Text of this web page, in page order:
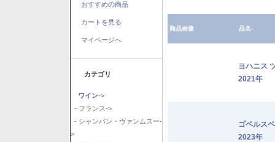
おすすめの商品
カートを見る
マイページへ
カテゴリ
ワイン->
- フランス->
- シャンパン・ヴァンムスー-
>
商品画像 品名-
ヨハニス
2021年
ゴベルス
2023年